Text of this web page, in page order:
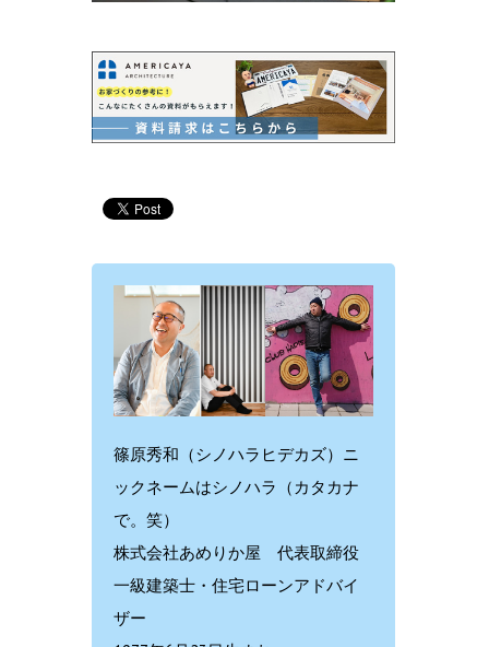
篠原秀和（シノハラヒデカズ）ニ
ックネームはシノハラ（カタカナ
で。笑）
株式会社あめりか屋 代表取締役
一級建築士・住宅ローンアドバイ
ザー